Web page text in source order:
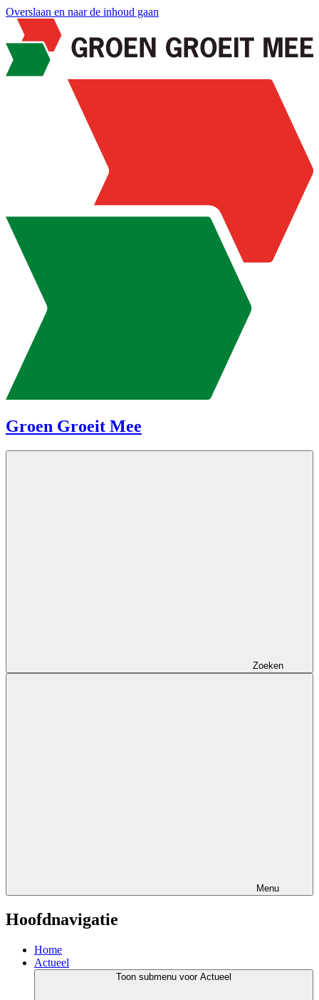
Overslaan en naar de inhoud gaan
Groen Groeit Mee
Zoeken
Menu
Hoofdnavigatie
Home
Actueel
Toon submenu voor Actueel